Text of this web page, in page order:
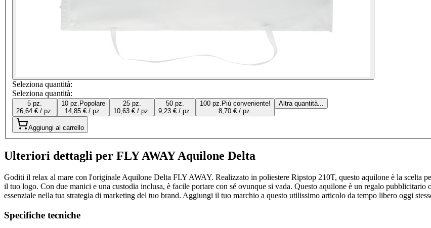
Seleziona quantità:
Seleziona quantità:
5 pz.
26,64 € / pz.
10 pz. Popolare
14,85 € / pz.
25 pz.
10,63 € / pz.
50 pz.
9,23 € / pz.
100 pz. Più conveniente!
8,70 € / pz.
Altra quantità...
Aggiungi al carrello
Ulteriori dettagli per FLY AWAY Aquilone Delta
Goditi il relax al mare con l'originale Aquilone Delta FLY AWAY. Realizzato in poliestere Ripstop 210T, questo aquilone è la scelta
il tuo logo. Con due manici e una custodia inclusa, è facile portare con sé ovunque si vada. Questo aquilone è un regalo
essenziale nella tua strategia di marketing del tuo brand. Aggiungi il tuo marchio a questo utilissimo articolo da tempo libero oggi
Specifiche tecniche